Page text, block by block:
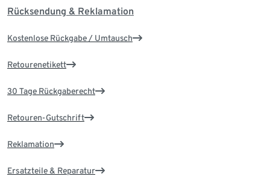
Rücksendung & Reklamation
Kostenlose Rückgabe / Umtausch
Retourenetikett
30 Tage Rückgaberecht
Retouren-Gutschrift
Reklamation
Ersatzteile & Reparatur